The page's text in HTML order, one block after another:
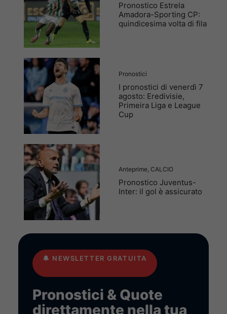
Pronostico Estrela
Amadora-Sporting CP:
quindicesima volta di fila
Pronostici
I pronostici di venerdì 7
agosto: Eredivisie,
Primeira Liga e League
Cup
Anteprime, CALCIO
Pronostico Juventus-
Inter: il gol è assicurato
🔔 NEWSLETTER GRATUITA
Pronostici & Quote
direttamente nella tua